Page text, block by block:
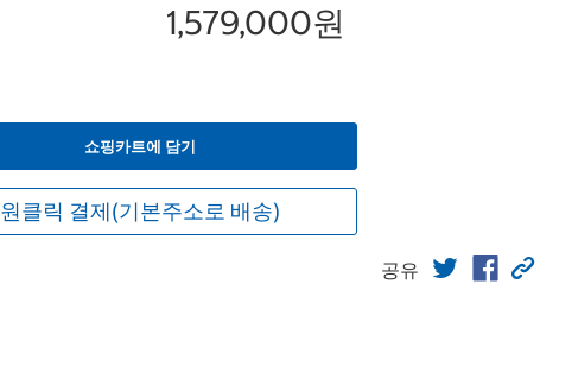
1,579,000원
쇼핑카트에 담기
원클릭 결제(기본주소로 배송)
공유